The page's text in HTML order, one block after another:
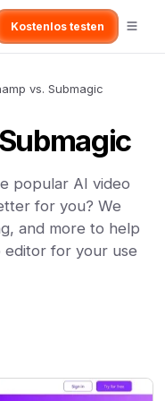
Kostenlos testen
vs. Submagic
popular AI video
for you? We
and more to help
editor for your use